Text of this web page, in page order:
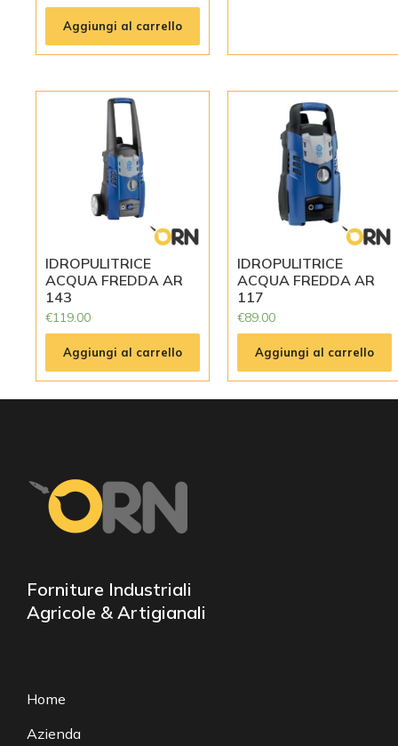
Aggiungi al carrello
IDROPULITRICE
ACQUA FREDDA AR
143
€119.00
Aggiungi al carrello
IDROPULITRICE
ACQUA FREDDA AR
117
€89.00
Aggiungi al carrello
Forniture Industriali
Agricole & Artigianali
Home
Azienda